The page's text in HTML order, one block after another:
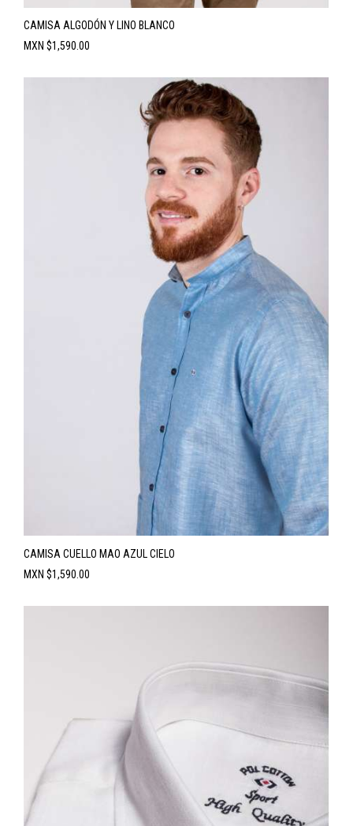
CAMISA ALGODÓN Y LINO BLANCO
Precio
MXN $1,590.00
CAMISA CUELLO MAO AZUL CIELO
Precio
MXN $1,590.00